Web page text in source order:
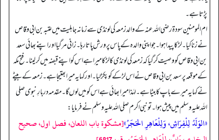
پڑتا ہے۔
ام المومنین سودۃ رضی اللہ عنہ کے والد زمعہ کی لونڈی سے زمانہ جاہلیت میں عتبہ بن ابی وقاص
نے زنا کیا۔ لڑکا پیدا ہوا۔ جو اپنی والدہ کے پاس پرورش پاتا رہا۔ زانی مر گیا اور اپنے بھائی سعد
بن ابی وقاص کو وصیت کر گیا کہ زمعہ کی لونڈی کا لڑکا میرا ہے اس کو اپنے قبضہ میں کر لینا۔ فتح مکہ
کے موقعہ پر سعد بن ابی وقاص نے اس لڑکے کو پکڑ لیا۔ اور کہا یہ میرا بھتیجا ہے۔ زمعہ کے بیٹے
نے کہا یہ میرے باپ کا بیٹا ہے۔ لہٰذا میرا بھائی ہے اس کو میں لوں گا۔ مقدمہ دربارِ نبوی صلی
اللہ علیہ وسلم میں پیش ہوا۔ تو نبی اکرم صلی اللہ علیہ وسلم نے فرمایا:
«الوَلَدُ لِلْفِرَاشِ، وَلِلْعَاهِرِ الحَجَرُ»[مشكوة باب اللعان، فصل اول، صحيح